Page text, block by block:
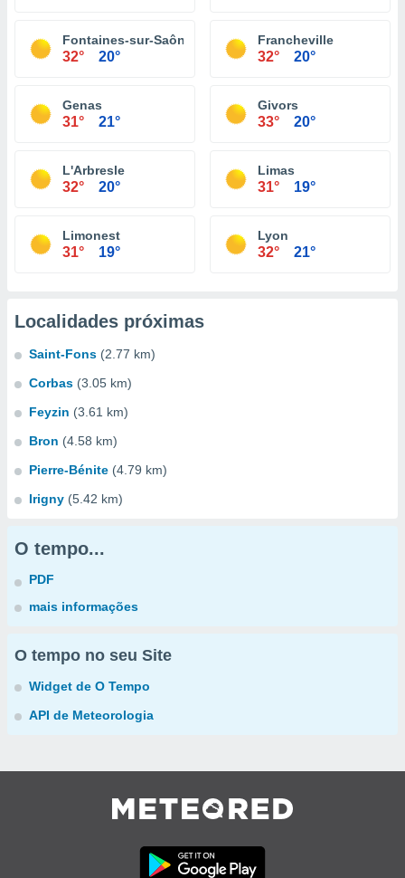
Fontaines-sur-Saône
32° 20°
Francheville
32° 20°
Genas
31° 21°
Givors
33° 20°
L'Arbresle
32° 20°
Limas
31° 19°
Limonest
31° 19°
Lyon
32° 21°
Localidades próximas
Saint-Fons (2.77 km)
Corbas (3.05 km)
Feyzin (3.61 km)
Bron (4.58 km)
Pierre-Bénite (4.79 km)
Irigny (5.42 km)
O tempo...
PDF
mais informações
O tempo no seu Site
Widget de O Tempo
API de Meteorologia